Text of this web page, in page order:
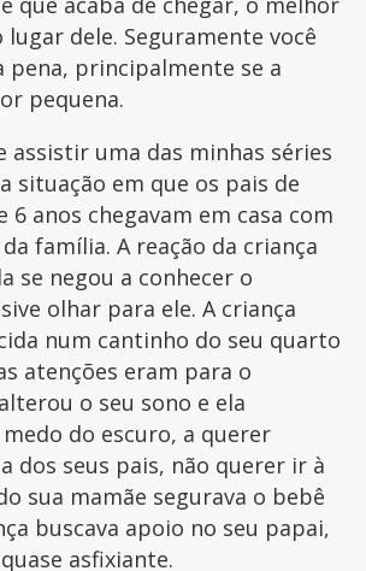
lugar dele. Seguramente você
pena, principalmente se a
pequena.
assistir uma das minhas séries
situação em que os pais de
6 anos chegavam em casa com
família. A reação da criança
se negou a conhecer o
olhar para ele. A criança
num cantinho do seu quarto
atenções eram para o
o seu sono e ela
do escuro, a querer
dos seus pais, não querer ir à
sua mamãe segurava o bebê
buscava apoio no seu papai,
asfixiante.